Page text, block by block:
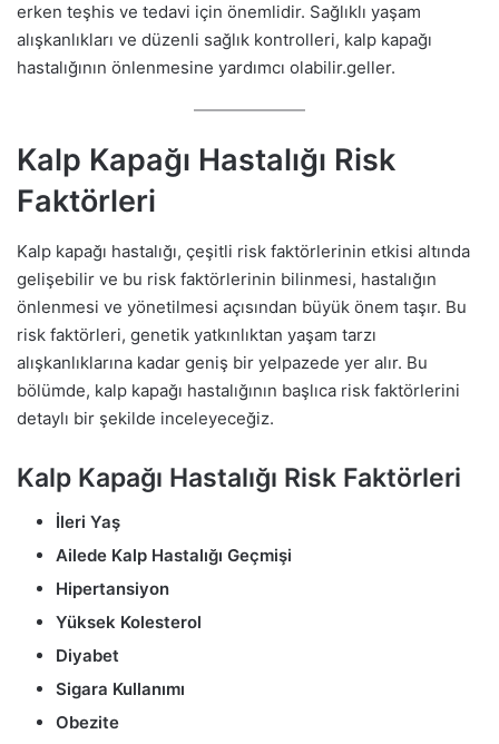
erken teşhis ve tedavi için önemlidir. Sağlıklı yaşam
alışkanlıkları ve düzenli sağlık kontrolleri, kalp kapağı
hastalığının önlenmesine yardımcı olabilir.geller.
Kalp Kapağı Hastalığı Risk
Faktörleri
Kalp kapağı hastalığı, çeşitli risk faktörlerinin etkisi altında
gelişebilir ve bu risk faktörlerinin bilinmesi, hastalığın
önlenmesi ve yönetilmesi açısından büyük önem taşır. Bu
risk faktörleri, genetik yatkınlıktan yaşam tarzı
alışkanlıklarına kadar geniş bir yelpazede yer alır. Bu
bölümde, kalp kapağı hastalığının başlıca risk faktörlerini
detaylı bir şekilde inceleyeceğiz.
Kalp Kapağı Hastalığı Risk Faktörleri
İleri Yaş
Ailede Kalp Hastalığı Geçmişi
Hipertansiyon
Yüksek Kolesterol
Diyabet
Sigara Kullanımı
Obezite